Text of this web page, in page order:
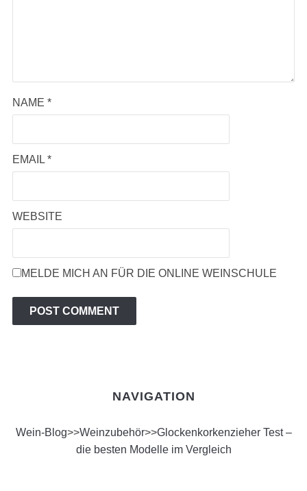
NAME *
EMAIL *
WEBSITE
MELDE MICH AN FÜR DIE ONLINE WEINSCHULE
NAVIGATION
Wein-Blog>>Weinzubehör>>Glockenkorkenzieher Test –
die besten Modelle im Vergleich